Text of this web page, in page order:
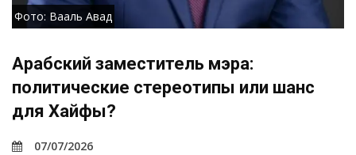
Фото: Вааль Авад
Арабский заместитель мэра:
политические стереотипы или шанс
для Хайфы?
07/07/2026